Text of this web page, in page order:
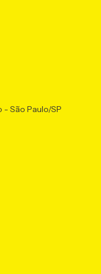
- São Paulo/SP